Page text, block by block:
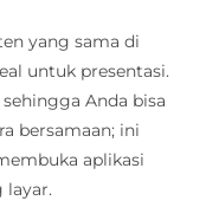
yang sama di
untuk presentasi.
Anda bisa
bersamaan; ini
aplikasi
layar.